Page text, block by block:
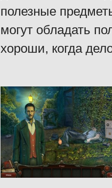
полезные
могут обладать
хороши, когда